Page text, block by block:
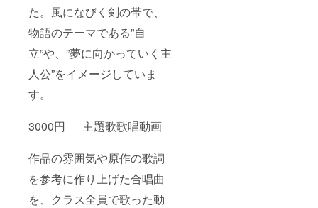
た。風になびく剣の帯で、
物語のテーマである”自
立”や、”夢に向かっていく主
人公”をイメージしていま
す。
3000円 主題歌歌唱動画
作品の雰囲気や原作の歌詞
を参考に作り上げた合唱曲
を、クラス全員で歌った動